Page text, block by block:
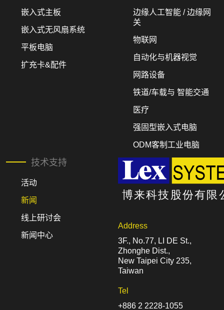
嵌入式主板
嵌入式无风扇系统
平板电脑
扩充卡&配件
边缘人工智能 / 边缘网
关
物联网
自动化与机器视觉
网路设备
铁道/车载与 智能交通
医疗
强固型嵌入式电脑
ODM客制工业电脑
技术支持
活动
新闻
线上研讨会
新闻中心
Address
3F., No.77, LI DE St.,
Zhonghe Dist.,
New Taipei City 235,
Taiwan
Tel
+886 2 2228-1055